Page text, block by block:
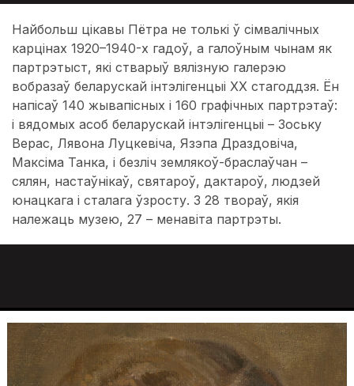
Найбольш цікавы Пётра не толькі ў сімвалічных
карцінах 1920–1940-х гадоў, а галоўным чынам як
партрэтыст, які стварыў вялізную галерэю
вобразаў беларускай інтэлігенцыі ХХ стагоддзя. Ён
напісаў 140 жывапісных і 160 графічных партрэтаў:
і вядомых асоб беларускай інтэлігенцыі – Зоську
Верас, Лявона Луцкевіча, Язэпа Драздовіча,
Максіма Танка, і безліч землякоў-браслаўчан –
сялян, настаўнікаў, святароў, дактароў, людзей
юнацкага і сталага ўзросту. З 28 твораў, якія
належаць музею, 27 – менавіта партрэты.